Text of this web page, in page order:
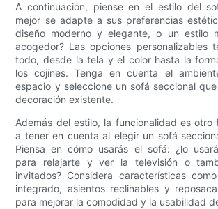
A continuación, piense en el estilo del
mejor se adapte a sus preferencias
diseño moderno y elegante, o un estilo
acogedor? Las opciones personalizables
todo, desde la tela y el color hasta la
los cojines. Tenga en cuenta el
espacio y seleccione un sofá seccional
decoración existente.
Además del estilo, la funcionalidad es otro
a tener en cuenta al elegir un sofá
Piensa en cómo usarás el sofá: ¿lo
para relajarte y ver la televisión o
invitados? Considera características
integrado, asientos reclinables y
para mejorar la comodidad y la usabilidad